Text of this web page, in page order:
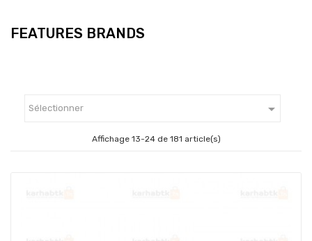
FEATURES BRANDS
Sélectionner 
Affichage 13-24 de 181 article(s)